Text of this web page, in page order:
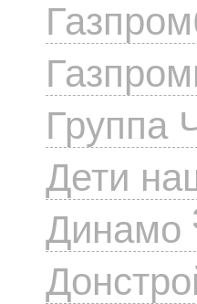
Группа
Дети
Динамо